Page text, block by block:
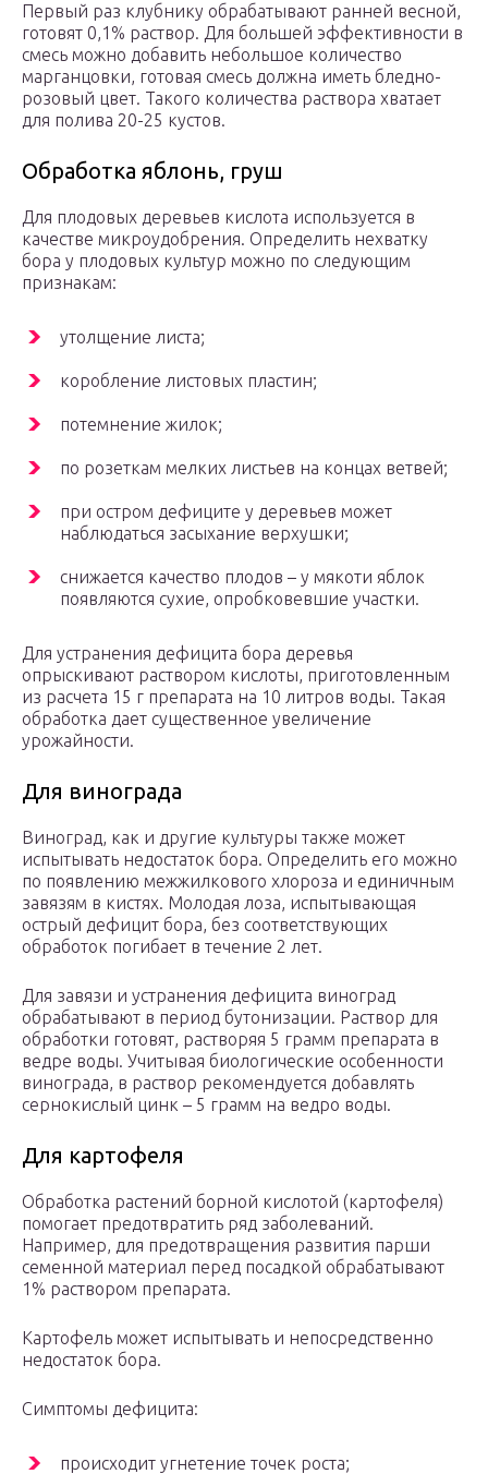
Первый раз клубнику обрабатывают ранней весной,
готовят 0,1% раствор. Для большей эффективности в
смесь можно добавить небольшое количество
марганцовки, готовая смесь должна иметь бледно-
розовый цвет. Такого количества раствора хватает
для полива 20-25 кустов.
Обработка яблонь, груш
Для плодовых деревьев кислота используется в
качестве микроудобрения. Определить нехватку
бора у плодовых культур можно по следующим
признакам:
утолщение листа;
коробление листовых пластин;
потемнение жилок;
по розеткам мелких листьев на концах ветвей;
при остром дефиците у деревьев может
наблюдаться засыхание верхушки;
снижается качество плодов – у мякоти яблок
появляются сухие, опробковевшие участки.
Для устранения дефицита бора деревья
опрыскивают раствором кислоты, приготовленным
из расчета 15 г препарата на 10 литров воды. Такая
обработка дает существенное увеличение
урожайности.
Для винограда
Виноград, как и другие культуры также может
испытывать недостаток бора. Определить его можно
по появлению межжилкового хлороза и единичным
завязям в кистях. Молодая лоза, испытывающая
острый дефицит бора, без соответствующих
обработок погибает в течение 2 лет.
Для завязи и устранения дефицита виноград
обрабатывают в период бутонизации. Раствор для
обработки готовят, растворяя 5 грамм препарата в
ведре воды. Учитывая биологические особенности
винограда, в раствор рекомендуется добавлять
сернокислый цинк – 5 грамм на ведро воды.
Для картофеля
Обработка растений борной кислотой (картофеля)
помогает предотвратить ряд заболеваний.
Например, для предотвращения развития парши
семенной материал перед посадкой обрабатывают
1% раствором препарата.
Картофель может испытывать и непосредственно
недостаток бора.
Симптомы дефицита:
происходит угнетение точек роста;